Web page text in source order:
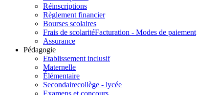
Réinscriptions
Règlement financier
Bourses scolaires
Frais de scolaritéFacturation - Modes de paiement
Assurance
Pédagogie
Etablissement inclusif
Maternelle
Élémentaire
Secondairecollège - lycée
Examens et concours